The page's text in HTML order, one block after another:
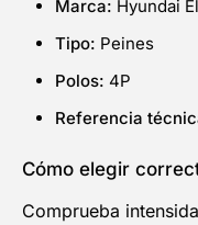
Marca: Hyundai
Tipo: Peines
Polos: 4P
Referencia
Cómo elegir
Comprueba